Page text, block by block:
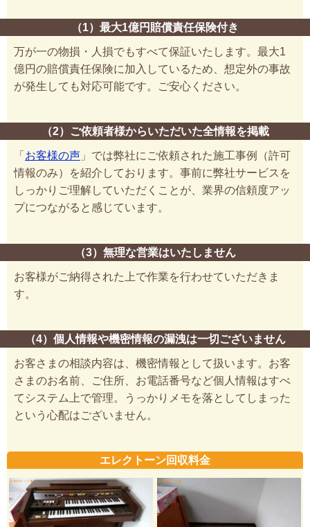
（1）最大1億円賠償責任保険付き
万が一の物損・人損でもすべて保証いたします。最大1
億円の賠償責任保険に加入しているため、想定外の事故
が発生しても対応可能です。ご安心ください。
（2）ご依頼者様からいただいた全情報を掲載
「 お客様の声 」では弊社にご依頼された施工事例（許可
情報のみ）を紹介しております。事前に弊社サービスを
しっかりご理解していただくことが、業界の信頼度アッ
プにつながると感じています。
（3）無理な営業はいたしません
お客様がご納得された上で作業を行わせていただきま
す。
（4）個人情報や機密情報の漏洩は一切ございません
お客さまの相談内容は、機密情報として扱います。お客
さまのお名前、ご住所、お電話番号など個人情報はすべ
てシステム上で管理。うっかりメモを落としてしまった
という心配はございません。
エレクトーン回収料金